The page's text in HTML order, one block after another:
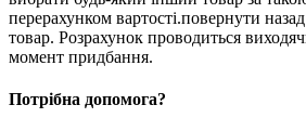
перерахунком вартості.повернути
товар. Розрахунок проводиться
момент придбання.
Потрібна допомога?